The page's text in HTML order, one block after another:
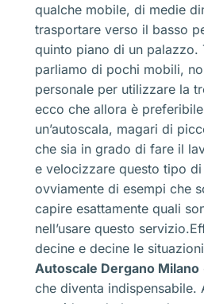
qualche mobile, di medie
trasportare verso il basso
quinto piano di un palazzo.
parliamo di pochi mobili,
personale per utilizzare la
ecco che allora è
un’autoscala, magari di
che sia in grado di fare il
e velocizzare questo tipo
ovviamente di esempi che
capire esattamente quali
nell’usare questo
decine e decine le
Autoscale Dergano Milano
che diventa indispensabile.